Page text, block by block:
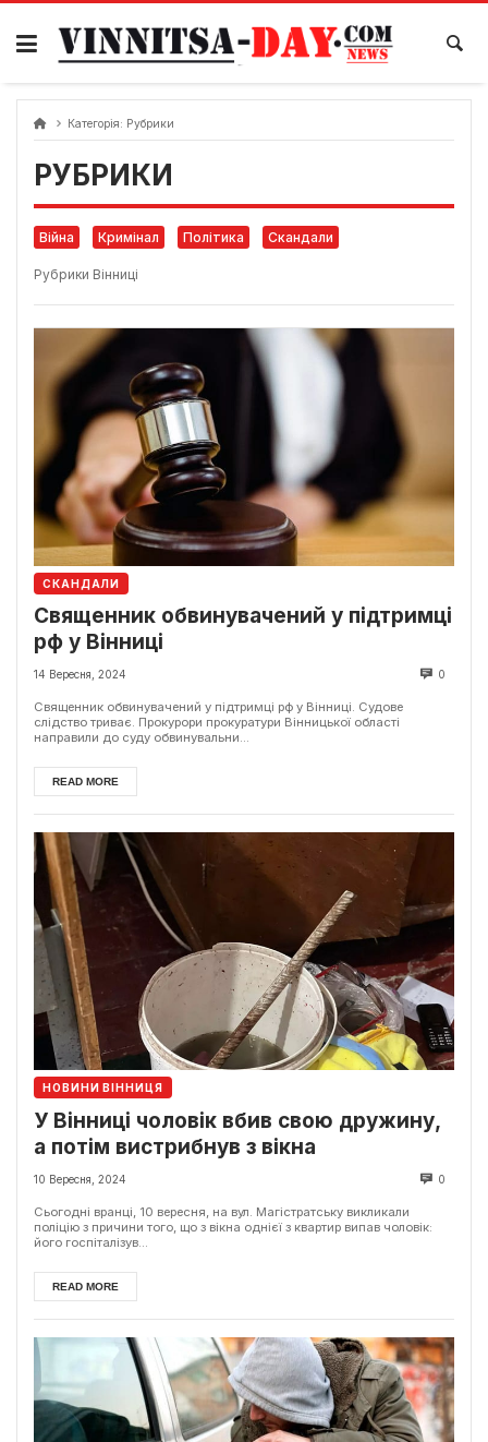
Skip
content
Категорія: Рубрики
РУБРИКИ
Війна Кримінал Політика Скандали
Рубрики Вінниці
СКАНДАЛИ
Священник обвинувачений у підтримці
рф у Вінниці
14 Вересня, 2024 0
Священник обвинувачений у підтримці рф у Вінниці. Судове
слідство триває. Прокурори прокуратури Вінницької області
направили до суду обвинувальни...
READ MORE
НОВИНИ ВІННИЦЯ
У Вінниці чоловік вбив свою дружину,
а потім вистрибнув з вікна
10 Вересня, 2024 0
Сьогодні вранці, 10 вересня, на вул. Магістратську викликали
поліцію з причини того, що з вікна однієї з квартир випав чоловік:
його госпіталізув...
READ MORE